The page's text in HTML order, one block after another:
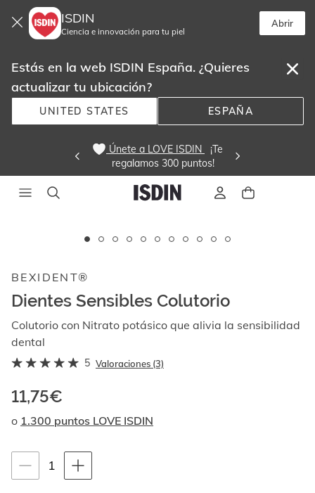
ISDIN
Ciencia e innovación para tu piel
Abrir
Estás en la web ISDIN España. ¿Quieres
actualizar tu ubicación?
UNITED STATES ESPAÑA
Únete a LOVE ISDIN
¡Te
regalamos 300 puntos!
imágenes
videos.
navegar
las
arriba
abajo
muestran
por
BEXIDENT®
Dientes Sensibles Colutorio
Colutorio con Nitrato potásico que alivia la sensibilidad
dental
5 Valoraciones (3)
11,75€
o 1.300 puntos LOVE ISDIN
Instrucciones de navegación por teclado
1
unidades